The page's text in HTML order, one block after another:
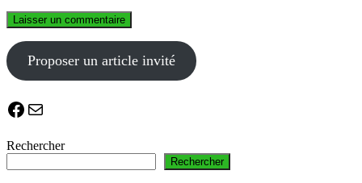
Proposer un article invité
Facebook
E-mail
Rechercher
Rechercher